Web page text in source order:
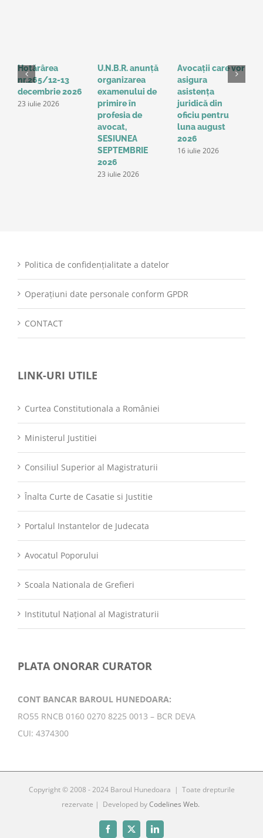
Hotărârea
nr.265/12-13
decembrie 2026
23 iulie 2026
U.N.B.R. anunță
organizarea
examenului de
primire în
profesia de
avocat,
SESIUNEA
SEPTEMBRIE
2026
23 iulie 2026
Avocații care vor
asigura
asistența
juridică din
oficiu pentru
luna august
2026
16 iulie 2026
Politica de confidențialitate a datelor
Operațiuni date personale conform GPDR
CONTACT
LINK-URI UTILE
Curtea Constitutionala a României
Ministerul Justitiei
Consiliul Superior al Magistraturii
Înalta Curte de Casatie si Justitie
Portalul Instantelor de Judecata
Avocatul Poporului
Scoala Nationala de Grefieri
Institutul Național al Magistraturii
PLATA ONORAR CURATOR
CONT BANCAR BAROUL HUNEDOARA:
RO55 RNCB 0160 0270 8225 0013 – BCR DEVA
CUI: 4374300
Copyright © 2008 - 2024 Baroul Hunedoara | Toate drepturile
rezervate | Developed byCodelines Web.
Facebook
X LinkedIn